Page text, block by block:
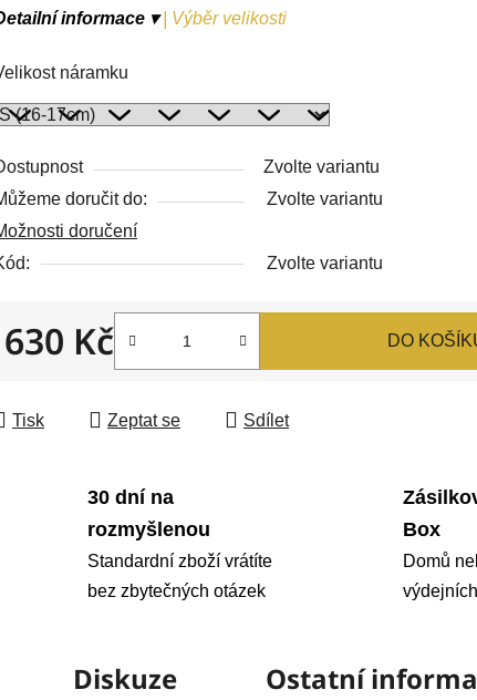
informace ▾
Výběr velikosti
náramku
Zvolte variantu
doručit do:
Zvolte variantu
doručení
Zvolte variantu
630 Kč DO
Tisk Zeptat se Sdílet
30 dní na
rozmyšlenou
Standardní zboží vrátíte
bez zbytečných otázek
Box
Domů
Diskuze Ostatní